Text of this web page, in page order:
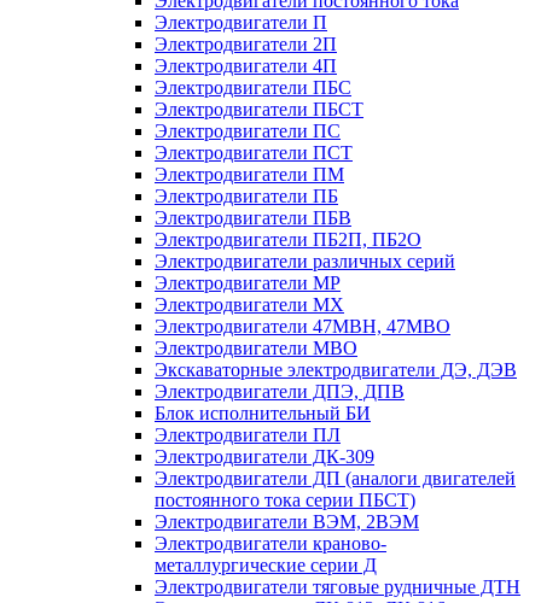
Электродвигатели П
Электродвигатели 2П
Электродвигатели 4П
Электродвигатели ПБС
Электродвигатели ПБСТ
Электродвигатели ПС
Электродвигатели ПСТ
Электродвигатели ПМ
Электродвигатели ПБ
Электродвигатели ПБВ
Электродвигатели ПБ2П, ПБ2О
Электродвигатели различных серий
Электродвигатели МР
Электродвигатели MX
Электродвигатели 47MBH, 47МВО
Электродвигатели MBO
Экскаваторные электродвигатели ДЭ, ДЭВ
Электродвигатели ДПЭ, ДПВ
Блок исполнительный БИ
Электродвигатели ПЛ
Электродвигатели ДК-309
Электродвигатели ДП (аналоги двигателей
постоянного тока серии ПБСТ)
Электродвигатели ВЭМ, 2ВЭМ
Электродвигатели краново-
металлургические серии Д
Электродвигатели тяговые рудничные ДТН